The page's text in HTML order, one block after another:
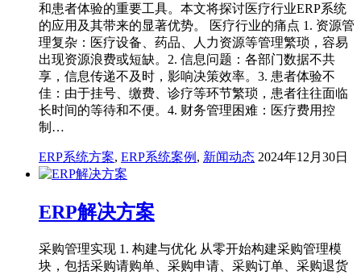
和患者体验的重要工具。本文将探讨医疗行业ERP系统
的应用及其带来的显著优势。 医疗行业的痛点 1. 资源管
理复杂：医疗设备、药品、人力资源等管理繁琐，容易
出现资源浪费或短缺。2. 信息问题：各部门数据不共
享，信息传递不及时，影响决策效率。3. 患者体验不
佳：由于挂号、缴费、诊疗等环节繁琐，患者往往面临
长时间的等待和不便。4. 财务管理困难：医疗费用控
制…
ERP系统方案, ERP系统案例 , 新闻动态 2024年12月30日
ERP解决方案
采购管理实现 1. 构建与优化 从零开始构建采购管理模
块，包括采购请购单、采购申请、采购订单、采购退货